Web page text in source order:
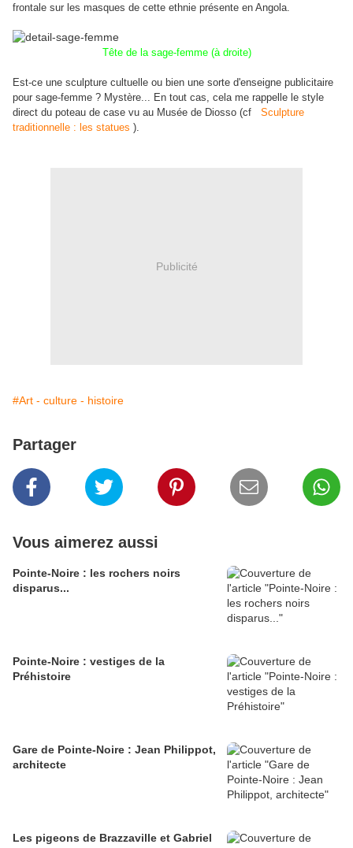
frontale sur les masques de cette ethnie présente en Angola.
Tête de la sage-femme (à droite)
Est-ce une sculpture cultuelle ou bien une sorte d'enseigne publicitaire
pour sage-femme ? Mystère... En tout cas, cela me rappelle le style
direct du poteau de case vu au Musée de Diosso (cf Sculpture
traditionnelle : les statues ).
Publicité
#Art - culture - histoire
Partager
Vous aimerez aussi
Pointe-Noire : les rochers noirs
disparus...
Pointe-Noire : vestiges de la
Préhistoire
Gare de Pointe-Noire : Jean Philippot,
architecte
Les pigeons de Brazzaville et Gabriel